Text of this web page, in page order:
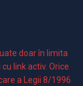
doar în limita
link activ. Orice
a Legii 8/1996